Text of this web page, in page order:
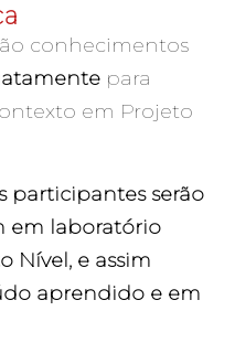
conhecimentos
para
em Projeto
participantes serão
em laboratório
Nível, e assim
aprendido e em